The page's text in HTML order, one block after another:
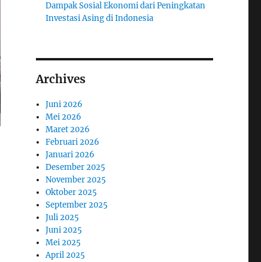
Dampak Sosial Ekonomi dari Peningkatan
Investasi Asing di Indonesia
Archives
Juni 2026
Mei 2026
Maret 2026
Februari 2026
Januari 2026
Desember 2025
November 2025
Oktober 2025
September 2025
Juli 2025
Juni 2025
Mei 2025
April 2025